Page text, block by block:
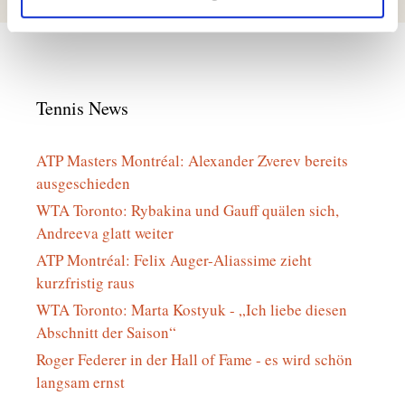
Tennis News
ATP Masters Montréal: Alexander Zverev bereits
ausgeschieden
WTA Toronto: Rybakina und Gauff quälen sich,
Andreeva glatt weiter
ATP Montréal: Felix Auger-Aliassime zieht
kurzfristig raus
WTA Toronto: Marta Kostyuk - „Ich liebe diesen
Abschnitt der Saison“
Roger Federer in der Hall of Fame - es wird schön
langsam ernst